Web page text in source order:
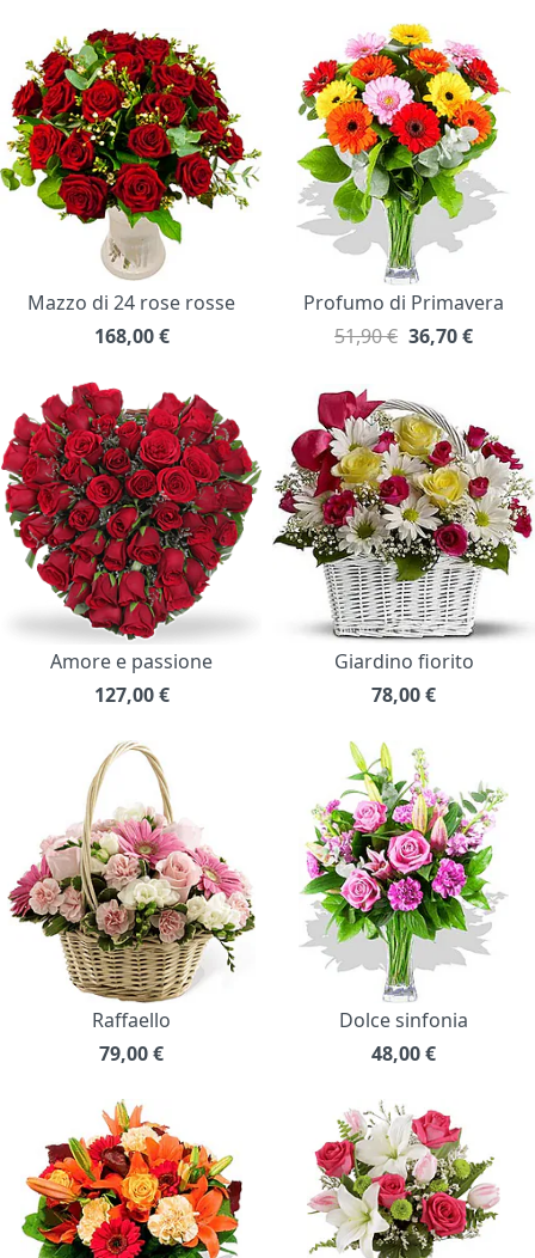
Mazzo di 24 rose rosse
168,00 €
Profumo di Primavera
51,90 € 36,70€
Amore e passione
127,00 €
Giardino fiorito
78,00€
Raffaello
79,00€
Dolce sinfonia
48,00€